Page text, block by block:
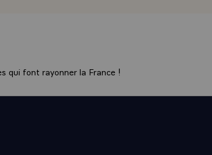
L'UN DES MEMBRES LES PLUS
A LA FOIS LE TEMOIGNAGE DE
qui font rayonner la France !